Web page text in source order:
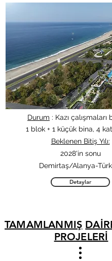
Durum : Kazı çalışmaları
1 blok + 1 küçük bina, 4
Beklenen Bitiş Yılı:
2028'in sonu
Demirtaş/Alanya-
Detaylar
TAMAMLANMIŞ
PROJELERİ